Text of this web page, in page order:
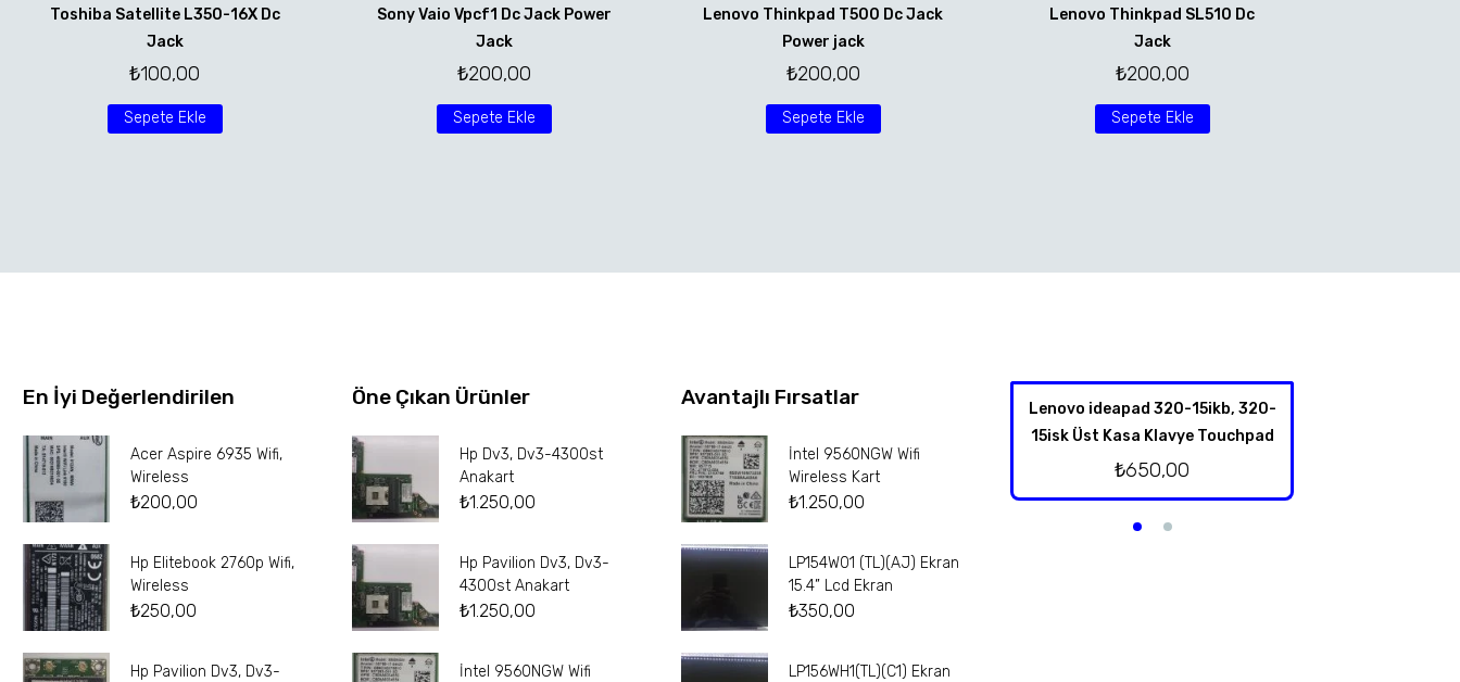
Toshiba Satellite L350-16X Dc
Jack
₺100,00
Sepete Ekle
Sony Vaio Vpcf1 Dc Jack Power
Jack
₺200,00
Sepete Ekle
Lenovo Thinkpad T500 Dc Jack
Power jack
₺200,00
Sepete Ekle
Lenovo Thinkpad SL510 Dc
Jack
₺200,00
Sepete Ekle
En İyi Değerlendirilen
Acer Aspire 6935 Wifi,
Wireless
₺200,00
Hp Elitebook 2760p Wifi,
Wireless
₺250,00
Hp Pavilion Dv3, Dv3-
Öne Çıkan Ürünler
Hp Dv3, Dv3-4300st
Anakart
₺1.250,00
Hp Pavilion Dv3, Dv3-
4300st Anakart
₺1.250,00
İntel 9560NGW Wifi
Avantajlı Fırsatlar
İntel 9560NGW Wifi
Wireless Kart
₺1.250,00
LP154W01 (TL)(AJ) Ekran
15.4” Lcd Ekran
₺350,00
LP156WH1(TL)(C1) Ekran
Lenovo ideapad 320-15ikb, 320-
15isk Üst Kasa Klavye Touchpad
₺650,00